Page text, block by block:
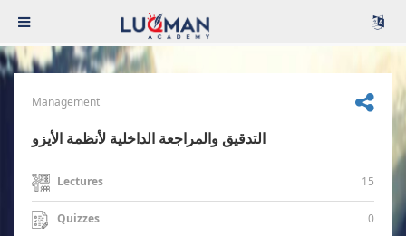
Management
التدقيق والمراجعة الداخلية لأنظمة الأيزو
Lectures 15
Quizzes 0